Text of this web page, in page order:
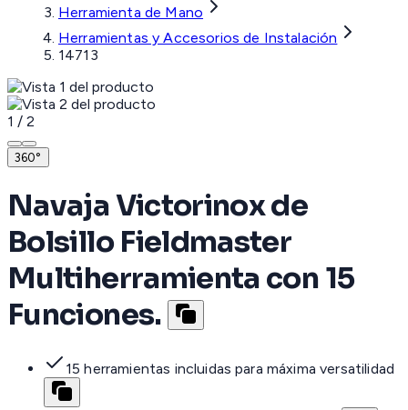
Herramienta de Mano
Herramientas y Accesorios de Instalación
14713
1 / 2
360°
Navaja Victorinox de
Bolsillo Fieldmaster
Multiherramienta con 15
Funciones.
15 herramientas incluidas para máxima versatilidad